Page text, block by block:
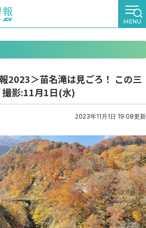
2023＞苗名滝は見ごろ！ この三
影:11月1日(水)
2023年11月1日 19:08更新